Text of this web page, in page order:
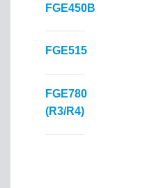
FGE450B
FGE515
FGE780
(R3/R4)